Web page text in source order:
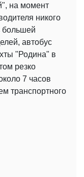
на момент
никого
большей
автобус
"Родина" в
резко
7 часов
транспортного